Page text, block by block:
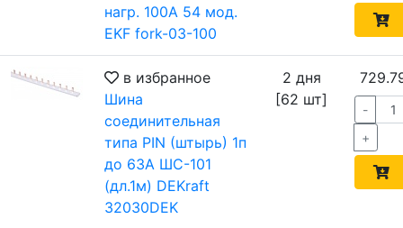
нагр. 100А 54 мод.
EKF fork-03-100
в избранное
Шина
соединительная
типа PIN (штырь) 1п
до 63А ШС-101
(дл.1м) DEKraft
32030DEK
2 дня
[62 шт]
-
+